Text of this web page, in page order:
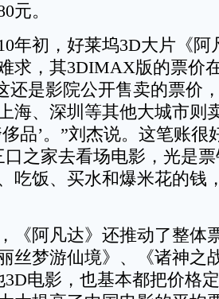
元。
初，好莱坞3D大片《阿
求，其3DIMAX版的票价
还是影院公开售卖的票价
海、深圳等其他大城市则
品’。”刘杰说。这笔账很
口之家去看场电影，光是
吃饭、买水和爆米花的钱
阿凡达》还推动了整体
丝梦游仙境》、《诸神之
电影，也基本都把价格